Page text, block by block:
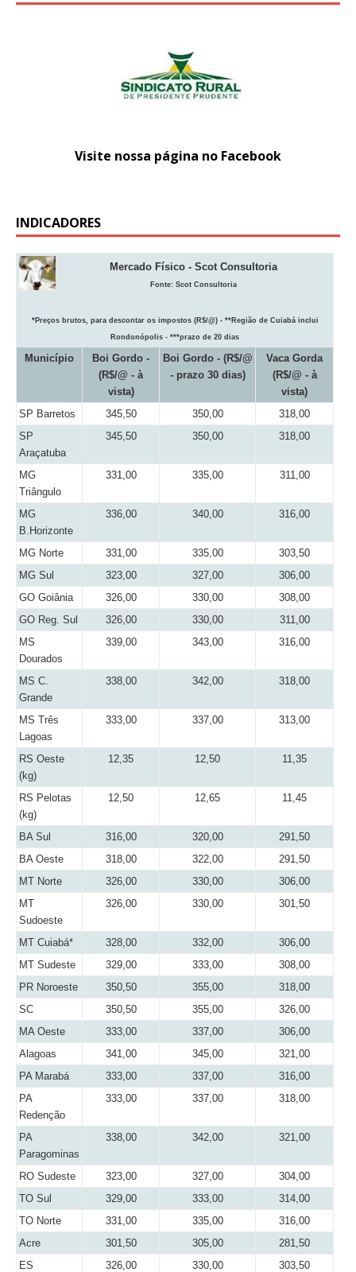
Visite nossa página no Facebook
INDICADORES
Mercado Físico - Scot Consultoria
Fonte: Scot Consultoria
*Preços brutos, para descontar os impostos (R$/@) - **Região de Cuiabá inclui
Rondonópolis - ***prazo de 20 dias
Município
Boi Gordo -
(R$/@ - à
vista)
Boi Gordo - (R$/@
- prazo 30 dias)
Vaca Gorda
(R$/@ - à
vista)
SP Barretos
345,50 350,00
318,00
SP
Araçatuba
345,50 350,00 318,00
MG
Triângulo
331,00 335,00 311,00
MG
B.Horizonte
336,00 340,00 316,00
MG Norte 331,00 335,00
303,50
MG Sul
323,00 327,00
306,00
GO Goiânia
326,00 330,00
308,00
GO Reg. Sul
326,00 330,00
311,00
MS
Dourados
339,00 343,00 316,00
MS C.
Grande
338,00 342,00 318,00
MS Três
Lagoas
333,00 337,00 313,00
RS Oeste
(kg)
12,35 12,50 11,35
RS Pelotas
(kg)
12,50 12,65 11,45
BA Sul 316,00 320,00
291,50
BA Oeste
318,00 322,00
291,50
MT Norte
326,00 330,00
306,00
MT
Sudoeste
326,00 330,00 301,50
MT Cuiabá* 328,00 332,00
306,00
MT Sudeste
329,00 333,00
308,00
PR Noroeste
350,50 355,00
318,00
SC
350,50 355,00
326,00
MA Oeste
333,00 337,00
306,00
Alagoas
341,00 345,00
321,00
PA Marabá
333,00 337,00
316,00
PA
Redenção
333,00 337,00 318,00
PA
Paragominas
338,00 342,00 321,00
RO Sudeste 323,00 327,00
304,00
TO Sul
329,00 333,00
314,00
TO Norte
331,00 335,00
316,00
Acre
301,50 305,00
281,50
ES
326,00 330,00
303,50